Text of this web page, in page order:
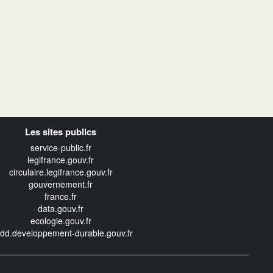
Les sites publics
service-public.fr
legifrance.gouv.fr
circulaire.legifrance.gouv.fr
gouvernement.fr
france.fr
data.gouv.fr
ecologie.gouv.fr
durable.gouv.fr